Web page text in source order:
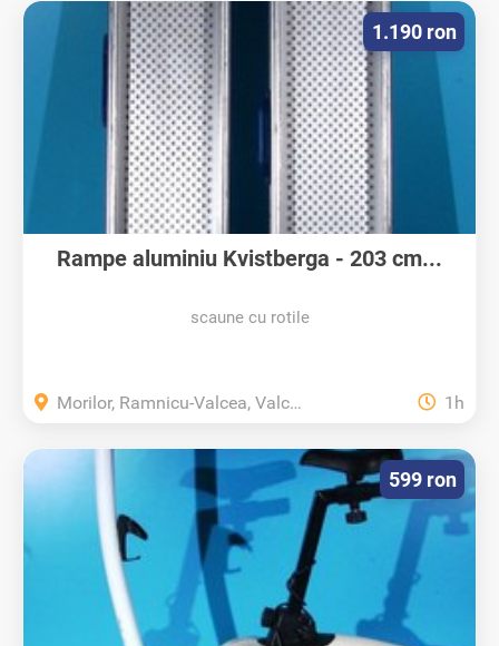
Rampe aluminiu Kvistberga - 203 cm...
scaune cu rotile
1.190 ron
Morilor, Ramnicu-Valcea, Valcea 1h
599 ron